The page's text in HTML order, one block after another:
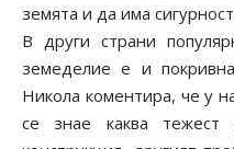
земята и да има
В други страни
земеделие е и
Никола коментира, че у
се знае каква